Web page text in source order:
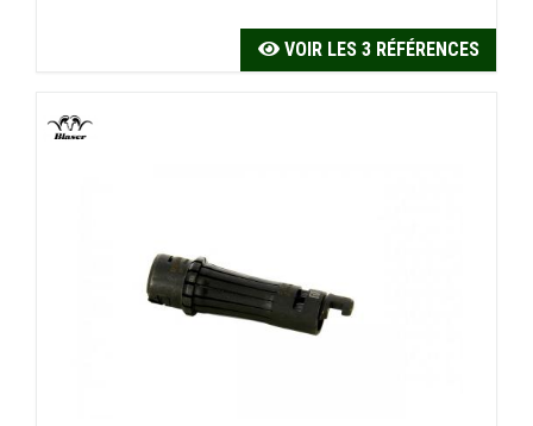
VOIR LES 3 RÉFÉRENCES